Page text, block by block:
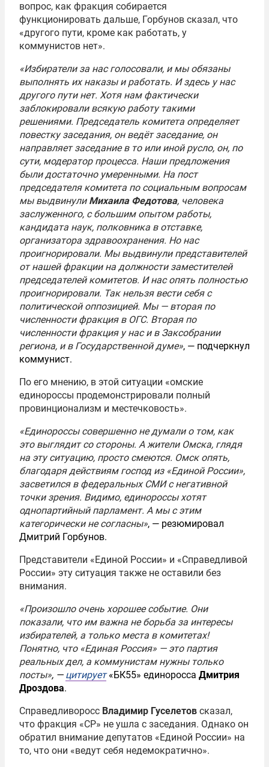
вопрос, как фракция собирается
функционировать дальше, Горбунов сказал, что
«другого пути, кроме как работать, у
коммунистов нет».
«Избиратели за нас голосовали, и мы обязаны
выполнять их наказы и работать. И здесь у нас
другого пути нет. Хотя нам фактически
заблокировали всякую работу такими
решениями. Председатель комитета определяет
повестку заседания, он ведёт заседание, он
направляет заседание в то или иной русло, он, по
сути, модератор процесса. Наши предложения
были достаточно умеренными. На пост
председателя комитета по социальным вопросам
мы выдвинули Михаила Федотова, человека
заслуженного, с большим опытом работы,
кандидата наук, полковника в отставке,
организатора здравоохранения. Но нас
проигнорировали. Мы выдвинули представителей
от нашей фракции на должности заместителей
председателей комитетов. И нас опять полностью
проигнорировали. Так нельзя вести себя с
политической оппозицией. Мы — вторая по
численности фракция в ОГС. Вторая по
численности фракция у нас и в Заксобрании
региона, и в Государственной думе», — подчеркнул
коммунист.
По его мнению, в этой ситуации «омские
единороссы продемонстрировали полный
провинционализм и местечковость».
«Единороссы совершенно не думали о том, как
это выглядит со стороны. А жители Омска, глядя
на эту ситуацию, просто смеются. Омск опять,
благодаря действиям господ из «Единой России»,
засветился в федеральных СМИ с негативной
точки зрения. Видимо, единороссы хотят
однопартийный парламент. А мы с этим
категорически не согласны», — резюмировал
Дмитрий Горбунов.
Представители «Единой России» и «Справедливой
России» эту ситуация также не оставили без
внимания.
«Произошло очень хорошее событие. Они
показали, что им важна не борьба за интересы
избирателей, а только места в комитетах!
Понятно, что «Единая Россия» — это партия
реальных дел, а коммунистам нужны только
посты», — цитирует«БК55» единоросса Дмитрия
Дроздова.
Справедливоросс Владимир Гуселетов сказал,
что фракция «СР» не ушла с заседания. Однако он
обратил внимание депутатов «Единой России» на
то, что они «ведут себя недемократично».